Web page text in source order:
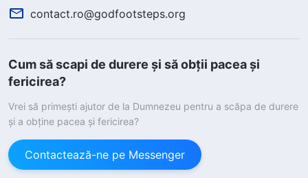
contact.ro@godfootsteps.org
Cum să scapi de durere și să obții pacea și
fericirea?
Vrei să primești ajutor de la Dumnezeu pentru a scăpa de durere
și a obține pacea și fericirea?
Contactează-ne pe Messenger